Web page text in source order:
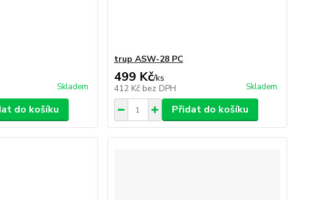
Skladem
do košíku
trup ASW-28 PC
499 Kč/ks
412 Kč bez DPH Skladem
Přidat do košíku